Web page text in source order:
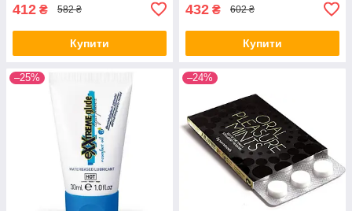
412 ₴ 582 ₴
Купити
432 ₴ 602 ₴
Купити
–25% –24%